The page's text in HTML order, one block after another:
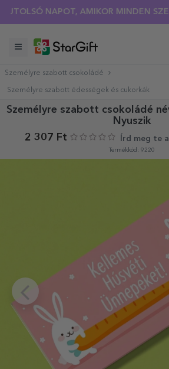
NAPOT, AMIKOR MINDEN
Személyre szabott csokoládé
Személyre szabott édességek és cukorkák
Személyre szabott csokoládé
Nyuszik
2 307 Ft
Írd meg te
Termékkód: 9220